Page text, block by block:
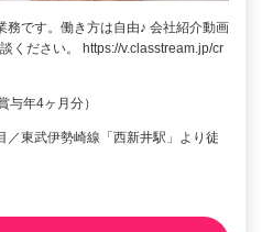
務です。働き方は自由♪ 会社紹介動画
ください。 https://v.classtream.jp/cr
与年4ヶ月分）
／東武伊勢崎線「西新井駅」より徒